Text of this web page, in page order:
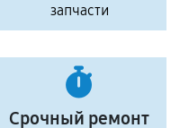
запчасти
Срочный ремонт